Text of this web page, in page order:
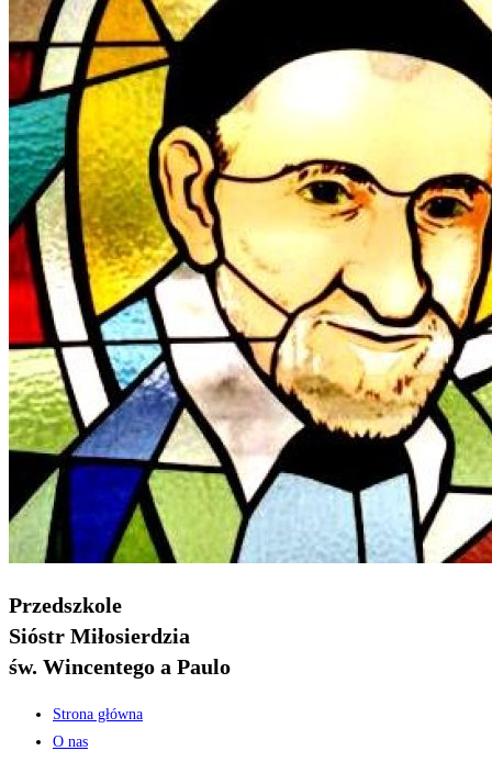
Przedszkole
Sióstr Miłosierdzia
św. Wincentego a Paulo
Strona główna
O nas